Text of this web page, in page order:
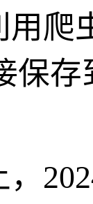
爬
保